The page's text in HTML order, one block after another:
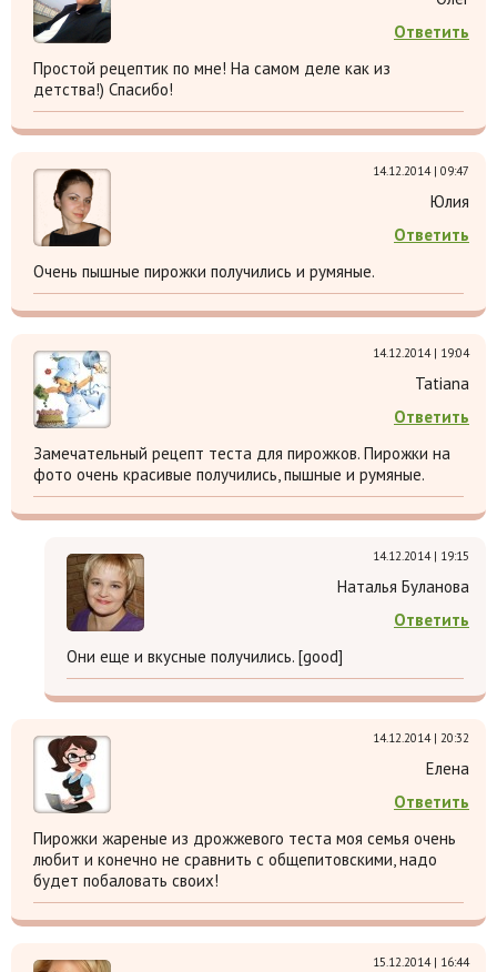
Простой рецептик по мне! На самом деле как из
детства!) Спасибо!
Ответить
Юлия
Очень пышные пирожки получились и румяные.
Ответить
14.12.2014 | 09:47
Tatiana
Замечательный рецепт теста для пирожков. Пирожки на
фото очень красивые получились, пышные и румяные.
Ответить
14.12.2014 | 19:04
Наталья Буланова
Они еще и вкусные получились. [good]
Ответить
14.12.2014 | 19:15
Елена
Пирожки жареные из дрожжевого теста моя семья очень
любит и конечно не сравнить с общепитовскими, надо
будет побаловать своих!
Ответить
14.12.2014 | 20:32
15.12.2014 | 16:44